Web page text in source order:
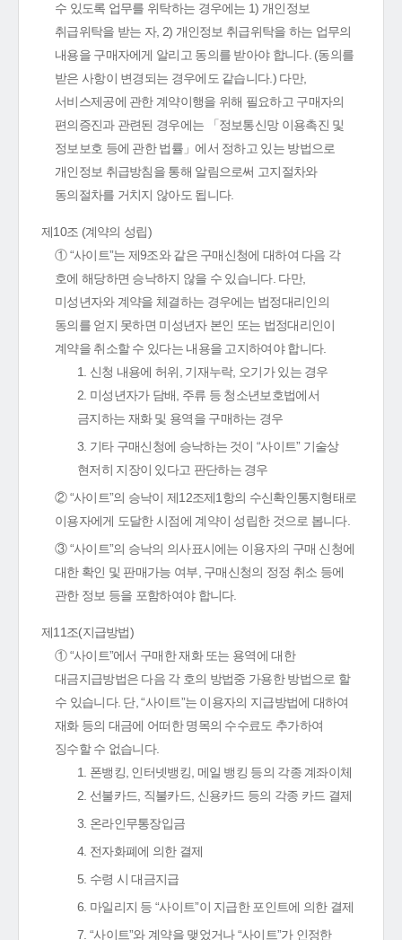
수 있도록 업무를 위탁하는 경우에는 1) 개인정보
취급위탁을 받는 자, 2) 개인정보 취급위탁을 하는 업무의
내용을 구매자에게 알리고 동의를 받아야 합니다. (동의를
받은 사항이 변경되는 경우에도 같습니다.) 다만,
서비스제공에 관한 계약이행을 위해 필요하고 구매자의
편의증진과 관련된 경우에는 「정보통신망 이용촉진 및
정보보호 등에 관한 법률」에서 정하고 있는 방법으로
개인정보 취급방침을 통해 알림으로써 고지절차와
동의절차를 거치지 않아도 됩니다.
제10조 (계약의 성립)
① “사이트”는 제9조와 같은 구매신청에 대하여 다음 각
호에 해당하면 승낙하지 않을 수 있습니다. 다만,
미성년자와 계약을 체결하는 경우에는 법정대리인의
동의를 얻지 못하면 미성년자 본인 또는 법정대리인이
계약을 취소할 수 있다는 내용을 고지하여야 합니다.
1. 신청 내용에 허위, 기재누락, 오기가 있는 경우
2. 미성년자가 담배, 주류 등 청소년보호법에서
금지하는 재화 및 용역을 구매하는 경우
3. 기타 구매신청에 승낙하는 것이 “사이트” 기술상
현저히 지장이 있다고 판단하는 경우
② “사이트”의 승낙이 제12조제1항의 수신확인통지형태로
이용자에게 도달한 시점에 계약이 성립한 것으로 봅니다.
③ “사이트”의 승낙의 의사표시에는 이용자의 구매 신청에
대한 확인 및 판매가능 여부, 구매신청의 정정 취소 등에
관한 정보 등을 포함하여야 합니다.
제11조(지급방법)
① “사이트”에서 구매한 재화 또는 용역에 대한
대금지급방법은 다음 각 호의 방법중 가용한 방법으로 할
수 있습니다. 단, “사이트”는 이용자의 지급방법에 대하여
재화 등의 대금에 어떠한 명목의 수수료도 추가하여
징수할 수 없습니다.
1. 폰뱅킹, 인터넷뱅킹, 메일 뱅킹 등의 각종 계좌이체
2. 선불카드, 직불카드, 신용카드 등의 각종 카드 결제
3. 온라인무통장입금
4. 전자화폐에 의한 결제
5. 수령 시 대금지급
6. 마일리지 등 “사이트”이 지급한 포인트에 의한 결제
7. “사이트”와 계약을 맺었거나 “사이트”가 인정한